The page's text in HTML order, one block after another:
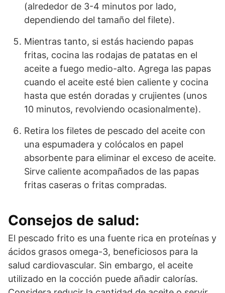
(alrededor de 3-4 minutos por lado,
dependiendo del tamaño del filete).
Mientras tanto, si estás haciendo papas
fritas, cocina las rodajas de patatas en el
aceite a fuego medio-alto. Agrega las papas
cuando el aceite esté bien caliente y cocina
hasta que estén doradas y crujientes (unos
10 minutos, revolviendo ocasionalmente).
Retira los filetes de pescado del aceite con
una espumadera y colócalos en papel
absorbente para eliminar el exceso de aceite.
Sirve caliente acompañados de las papas
fritas caseras o fritas compradas.
Consejos de salud:
El pescado frito es una fuente rica en proteínas y
ácidos grasos omega-3, beneficiosos para la
salud cardiovascular. Sin embargo, el aceite
utilizado en la cocción puede añadir calorías.